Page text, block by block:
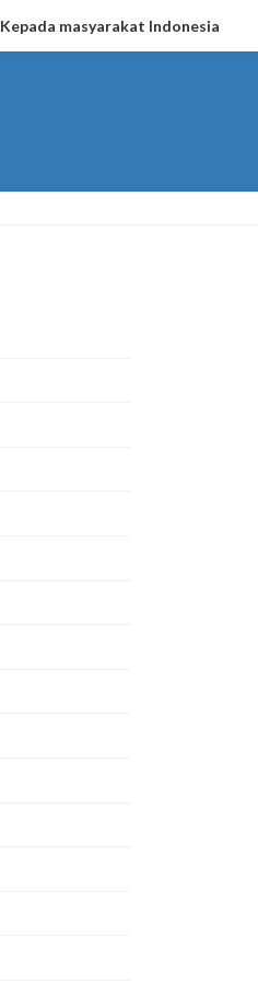
Kepada masyarakat Indonesia